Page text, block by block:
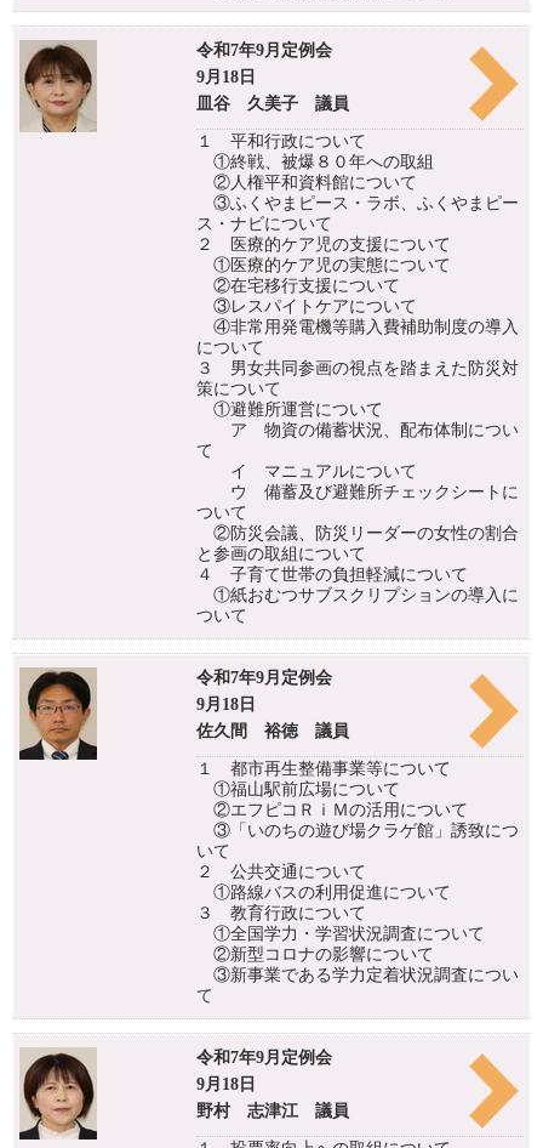
令和7年9月定例会
9月18日
皿谷 久美子 議員
１ 平和行政について
①終戦、被爆８０年への取組
②人権平和資料館について
③ふくやまピース・ラボ、ふくやまピー
ス・ナビについて
２ 医療的ケア児の支援について
①医療的ケア児の実態について
②在宅移行支援について
③レスパイトケアについて
④非常用発電機等購入費補助制度の導入
について
３ 男女共同参画の視点を踏まえた防災対
策について
①避難所運営について
ア 物資の備蓄状況、配布体制につい
て
イ マニュアルについて
ウ 備蓄及び避難所チェックシートに
ついて
②防災会議、防災リーダーの女性の割合
と参画の取組について
４ 子育て世帯の負担軽減について
①紙おむつサブスクリプションの導入に
ついて
令和7年9月定例会
9月18日
佐久間 裕徳 議員
１ 都市再生整備事業等について
①福山駅前広場について
②エフピコＲｉＭの活用について
③「いのちの遊び場クラゲ館」誘致につ
いて
２ 公共交通について
①路線バスの利用促進について
３ 教育行政について
①全国学力・学習状況調査について
②新型コロナの影響について
③新事業である学力定着状況調査につい
て
令和7年9月定例会
9月18日
野村 志津江 議員